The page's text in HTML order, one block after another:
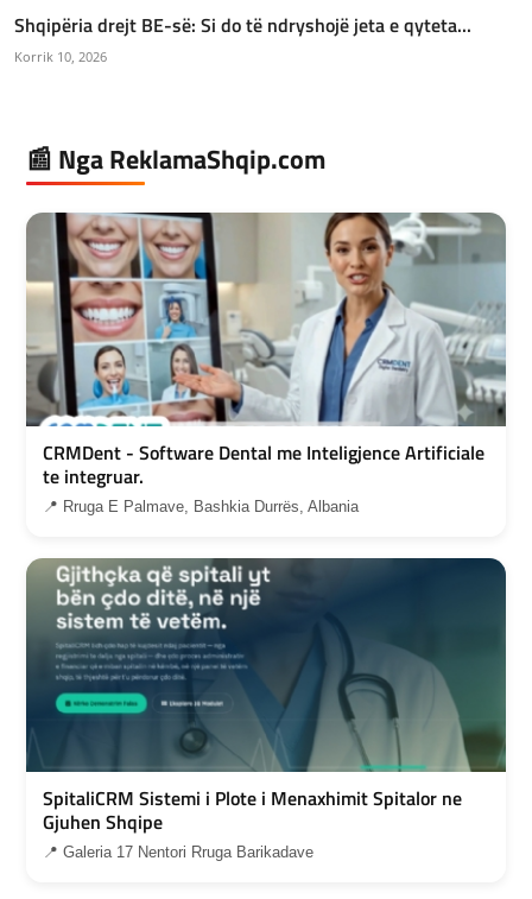
Shqipëria drejt BE-së: Si do të ndryshojë jeta e qyteta...
Korrik 10, 2026
📰 Nga ReklamaShqip.com
CRMDent - Software Dental me Inteligjence Artificiale
te integruar.
📍 Rruga E Palmave, Bashkia Durrës, Albania
SpitaliCRM Sistemi i Plote i Menaxhimit Spitalor ne
Gjuhen Shqipe
📍 Galeria 17 Nentori Rruga Barikadave